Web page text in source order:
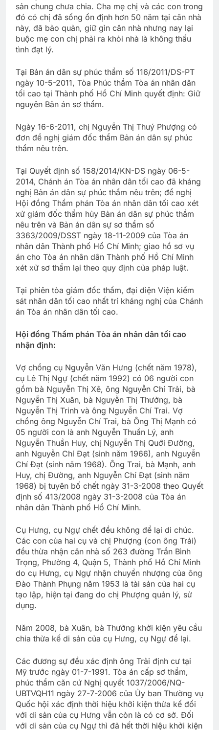
sản chung chưa chia. Cha mẹ chị và các con trong
đó có chị đã sống ổn định hơn 50 năm tại căn nhà
này, đã bảo quản, giữ gìn căn nhà nhưng nay lại
buộc mẹ con chị phải ra khỏi nhà là không thấu
tình đạt lý.
Tại Bản án dân sự phúc thẩm số 116/2011/DS-PT
ngày 10-5-2011, Tòa Phúc thẩm Tòa án nhân dân
tối cao tại Thành phố Hồ Chí Minh quyết định: Giữ
nguyên Bản án sơ thẩm.
Ngày 16-6-2011, chị Nguyễn Thị Thuý Phượng có
đơn đề nghị giám đốc thẩm Bản án dân sự phúc
thẩm nêu trên.
Tại Quyết định số 158/2014/KN-DS ngày 06-5-
2014, Chánh án Tòa án nhân dân tối cao đã kháng
nghị Bản án dân sự phúc thẩm nêu trên; đề nghị
Hội đồng Thẩm phán Tòa án nhân dân tối cao xét
xử giám đốc thẩm hủy Bản án dân sự phúc thẩm
nêu trên và Bản án dân sự sơ thẩm số
3363/2009/DSST ngày 18-11-2009 của Tòa án
nhân dân Thành phố Hồ Chí Minh; giao hồ sơ vụ
án cho Tòa án nhân dân Thành phố Hồ Chí Minh
xét xử sơ thẩm lại theo quy định của pháp luật.
Tại phiên tòa giám đốc thẩm, đại diện Viện kiểm
sát nhân dân tối cao nhất trí kháng nghị của Chánh
án Tòa án nhân dân tối cao.
Hội đồng Thẩm phán Tòa án nhân dân tối cao
nhận định:
Vợ chồng cụ Nguyễn Văn Hưng (chết năm 1978),
cụ Lê Thị Ngự (chết năm 1992) có 06 người con
gồm bà Nguyễn Thị Xê, ông Nguyễn Chí Trải, bà
Nguyễn Thị Xuân, bà Nguyễn Thị Thưởng, bà
Nguyễn Thị Trinh và ông Nguyễn Chí Trai. Vợ
chồng ông Nguyễn Chí Trai, bà Ông Thị Mạnh có
05 người con là anh Nguyễn Thuần Lý, anh
Nguyễn Thuần Huy, chị Nguyễn Thị Quới Đường,
anh Nguyễn Chí Đạt (sinh năm 1966), anh Nguyễn
Chí Đạt (sinh năm 1968). Ông Trai, bà Mạnh, anh
Huy, chị Đường, anh Nguyễn Chí Đạt (sinh năm
1968) bị tuyên bố chết ngày 31-3-2008 theo Quyết
định số 413/2008 ngày 31-3-2008 của Tòa án
nhân dân Thành phố Hồ Chí Minh.
Cụ Hưng, cụ Ngự chết đều không để lại di chúc.
Các con của hai cụ và chị Phượng (con ông Trải)
đều thừa nhận căn nhà số 263 đường Trần Bình
Trọng, Phường 4, Quận 5, Thành phố Hồ Chí Minh
do cụ Hưng, cụ Ngự nhận chuyển nhượng của ông
Đào Thành Phụng năm 1953 là tài sản của hai cụ
tạo lập, hiện tại đang do chị Phượng quản lý, sử
dụng.
Năm 2008, bà Xuân, bà Thưởng khởi kiện yêu cầu
chia thừa kế di sản của cụ Hưng, cụ Ngự để lại.
Các đương sự đều xác định ông Trải định cư tại
Mỹ trước ngày 01-7-1991. Tòa án cấp sơ thẩm,
phúc thẩm căn cứ Nghị quyết 1037/2006/NQ-
UBTVQH11 ngày 27-7-2006 của Ủy ban Thường vụ
Quốc hội xác định thời hiệu khởi kiện thừa kế đối
với di sản của cụ Hưng vẫn còn là có cơ sở. Đối
với di sản của cụ Ngự thì đã hết thời hiệu khởi kiện